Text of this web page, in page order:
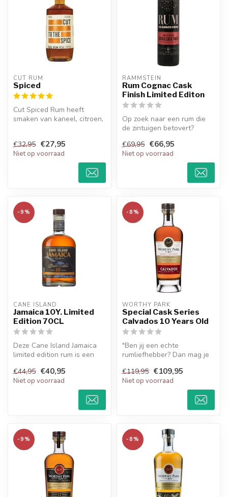
CUT RUM
Spiced
Cut Spiced Rum heeft
smaken van kaneel, citroen,
€32,95 €27,95
Niet op voorraad
RAMMSTEIN
Rum Cognac Cask
Finish Limited Editon
Op zoek naar een rum die
de zintuigen betovert?
Rammstein Ru...
€69,95 €66,95
Niet op voorraad
-9%
CANE ISLAND
Jamaica 10Y. Limited
Edition 70CL
Deze Cane Island Jamaica
limited edition rum is een
s...
€44,95 €40,95
Niet op voorraad
-8%
WORTHY PARK
Special Cask Series
Calvados 10 Years Old
"Ben jij een echte
rumliefhebber? Dan mag je
Park Calv...
€119,95 €109,95
Niet op voorraad
-9% -8%